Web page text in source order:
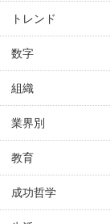
トレンド
数字
組織
業界別
教育
成功哲学